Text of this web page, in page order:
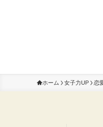
ホーム 女子力UP 恋